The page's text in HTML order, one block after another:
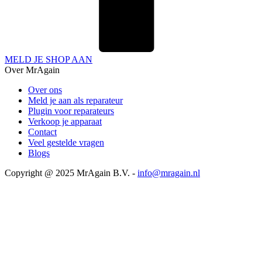
MELD JE SHOP AAN
Over MrAgain
Over ons
Meld je aan als reparateur
Plugin voor reparateurs
Verkoop je apparaat
Contact
Veel gestelde vragen
Blogs
Copyright @ 2025 MrAgain B.V. - info@mragain.nl